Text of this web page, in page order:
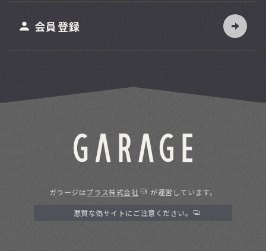
会員登録
ガラージはプラス株式会社 が運営しています。
悪質な偽サイトにご注意ください。